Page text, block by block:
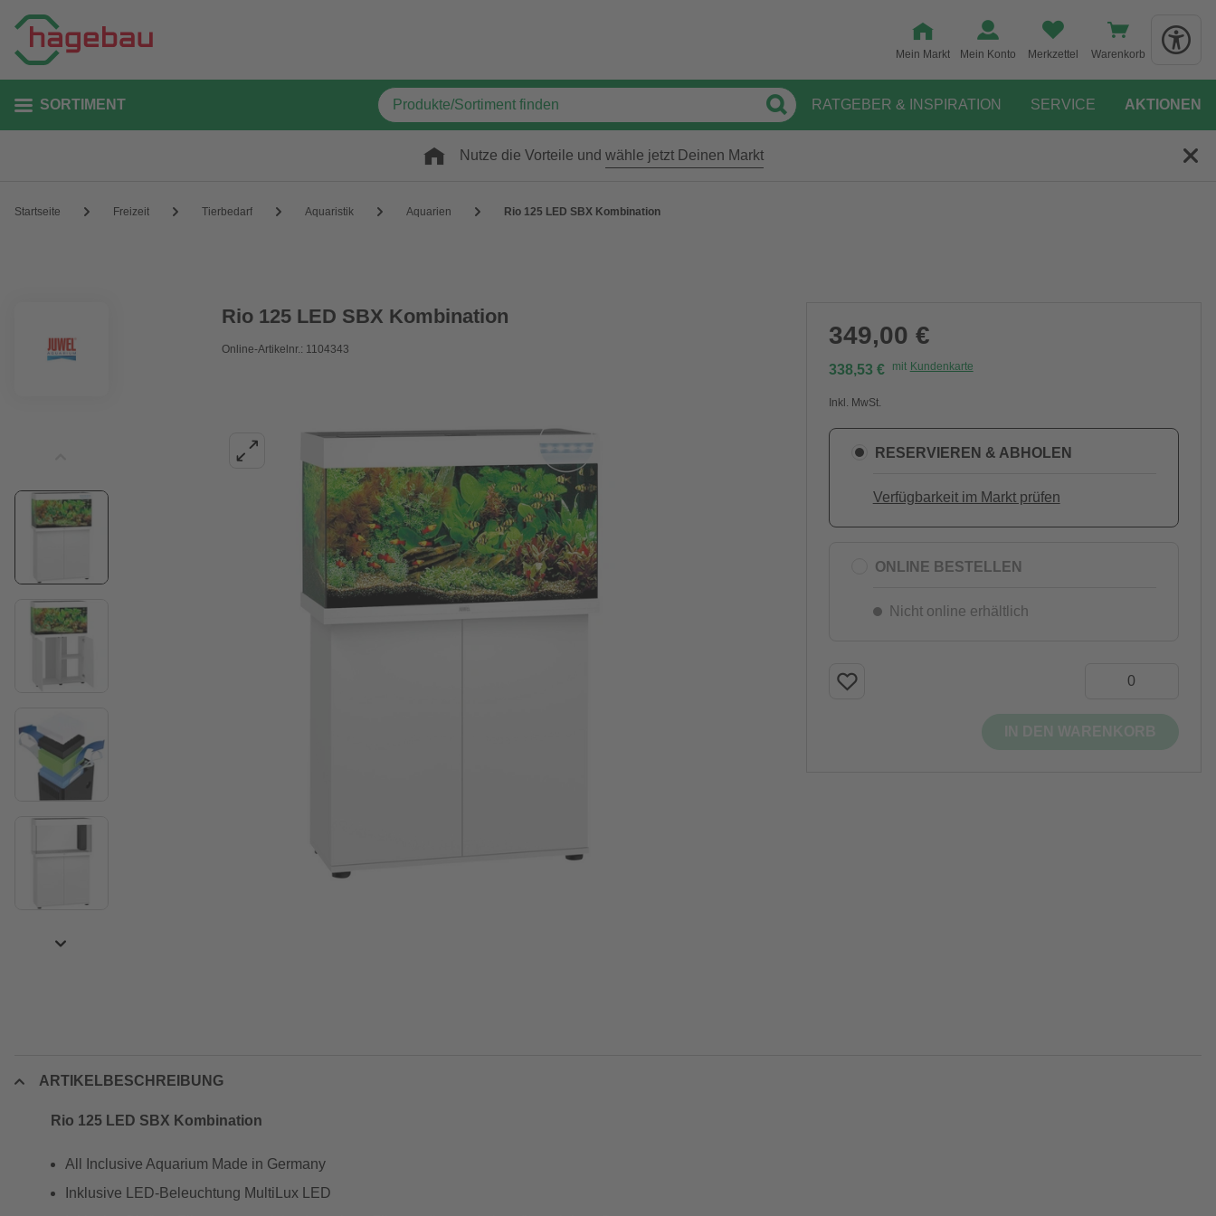
Mein Markt Mein Konto Merkzettel Warenkorb
SORTIMENT RATGEBER & INSPIRATION SERVICE AKTIONEN
Nutze die Vorteile und wähle jetzt Deinen Markt
Startseite Freizeit Tierbedarf Aquaristik Aquarien Rio 125 LED SBX Kombination
Rio 125 LED SBX Kombination
Online-Artikelnr.: 1104343 349,00 €
338,53 € mit Kundenkarte
Inkl. MwSt.
RESERVIEREN & ABHOLEN
Verfügbarkeit im Markt prüfen
ONLINE BESTELLEN
Nicht online erhältlich
ARTIKELBESCHREIBUNG
Rio 125 LED SBX Kombination
All Inclusive Aquarium Made in Germany
Inklusive LED-Beleuchtung MultiLux LED